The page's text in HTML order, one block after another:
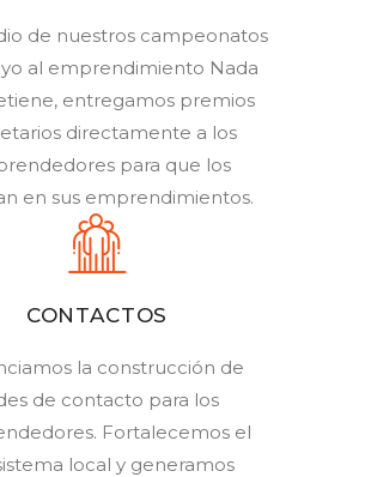
de nuestros campeonatos
al emprendimiento Nada
entregamos premios
directamente a los
para que los
en sus emprendimientos.
CONTACTOS
la construcción de
de contacto para los
Fortalecemos el
local y generamos